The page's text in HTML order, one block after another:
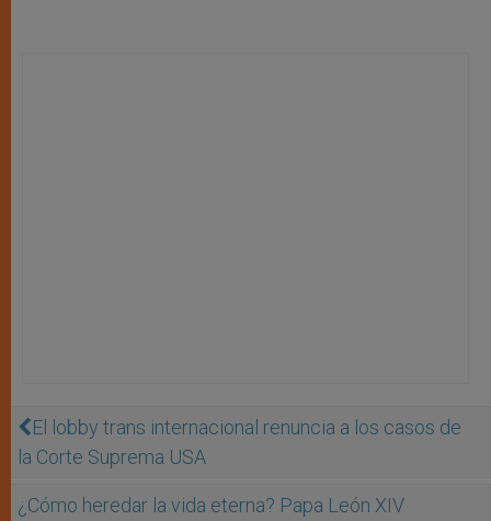
El lobby trans internacional renuncia a los casos de
la Corte Suprema USA
¿Cómo heredar la vida eterna? Papa León XIV